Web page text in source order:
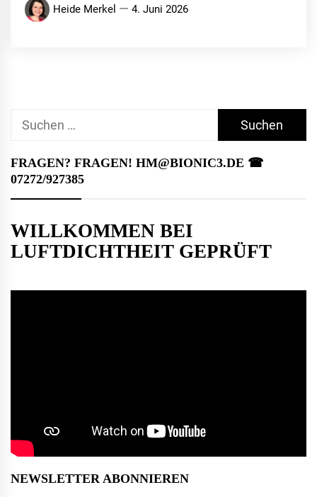
Heide Merkel 4. Juni 2026
Suchen
FRAGEN? FRAGEN! HM@BIONIC3.DE ☎︎
07272/927385
WILLKOMMEN BEI
LUFTDICHTHEIT GEPRÜFT
NEWSLETTER ABONNIEREN